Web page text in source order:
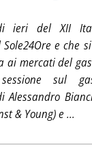
ieri del XII
e che
ai mercati del
sul
Alessandro
& Young) e ...